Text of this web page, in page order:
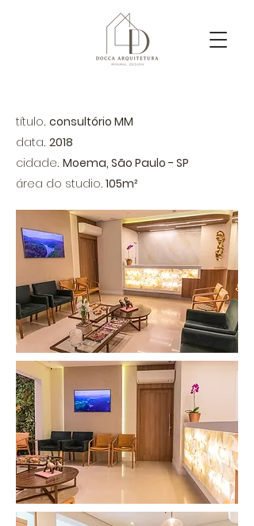
título. consultório MM
data. 2018
cidade. Moema, São Paulo - SP
​área do studio. 105m²